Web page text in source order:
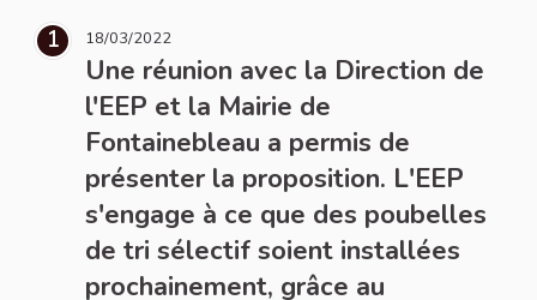
1 18/03/2022
Une réunion avec la Direction de
l'EEP et la Mairie de
Fontainebleau a permis de
présenter la proposition. L'EEP
s'engage à ce que des poubelles
de tri sélectif soient installées
prochainement, grâce au